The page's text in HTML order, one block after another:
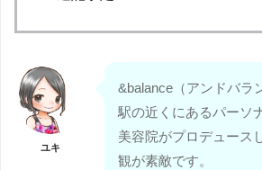
ユキ
&balance（アンドバラ
駅の近くにあるパーソ
美容院がプロデュース
観が素敵です。